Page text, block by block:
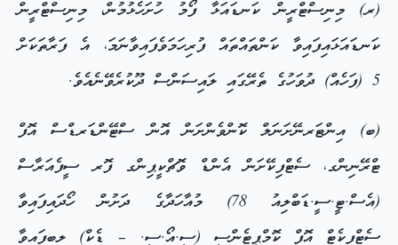
(ރ) މިނިސްޓްރީން ކަނޑައަޅާ ފޯމު ހުށަހެޅުމުން، މިނިސްޓްރީން
ކަނޑައަޅައިފައިވާ ކަންތައްތައް ފުރިހަމަވެފައިވާނަމަ، އެ ފަރާތަކަށް
5 (ފަހެއް) ދުވަހުގެ ތެރޭގައި ލައިސަންސް ދޫކުރެވޭނެއެވެ.
(ބ) އިންޓަރނޭށަނަލް ކޮންވެންށަން އޮން ސްޓޭންޑަރޑްސް އޮފް
ޓްރޭނިންގ، ސެޓްފިކޭށަން އެންޑް ވޮޗްކީޕިންގ ފޮރ ސީފެއަރާސް
(އެސް.ޓީ.ސީ.ޑަބްލިއު 78) މުއާހަދާގެ ދަށުން ހޯދައިފައިވާ
ސެޓްފިކެޓް އޮފް ކޮމްޕީޓެންސީ (ސީ.އޯ.ސީ. – ޑެކް) ލިބިފައިވާ